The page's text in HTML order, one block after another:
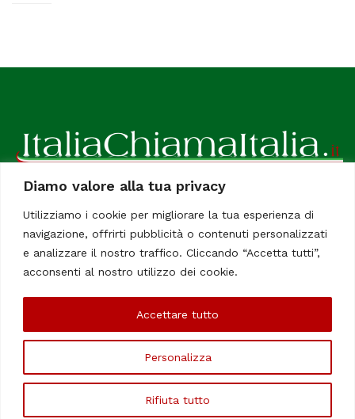
Diamo valore alla tua privacy
Utilizziamo i cookie per migliorare la tua esperienza di
navigazione, offrirti pubblicità o contenuti personalizzati
e analizzare il nostro traffico. Cliccando “Accetta tutti”,
acconsenti al nostro utilizzo dei cookie.
Personalizza
Rifiuta tutto
Accettare tutto
ItaliaChiamaItalia, il TUO quotidiano online preferito.
Dedicato in particolare a tutti gli italiani residenti all'estero.
Tutti i diritti sono riservati. Quotidiano online indipendente
Le Firme
©Copyright 2006/2020 - ItaliaChiamaItalia